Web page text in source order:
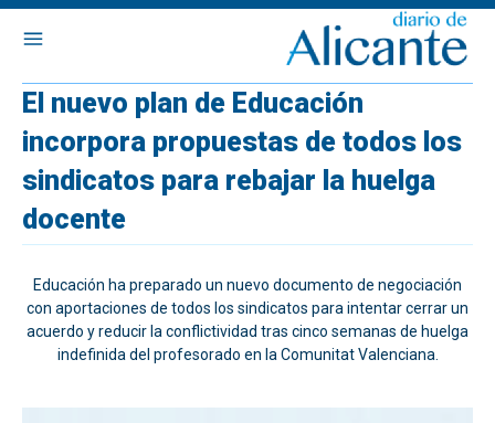
El nuevo plan de Educación
incorpora propuestas de todos los
sindicatos para rebajar la huelga
docente
Educación ha preparado un nuevo documento de negociación
con aportaciones de todos los sindicatos para intentar cerrar un
acuerdo y reducir la conflictividad tras cinco semanas de huelga
indefinida del profesorado en la Comunitat Valenciana.